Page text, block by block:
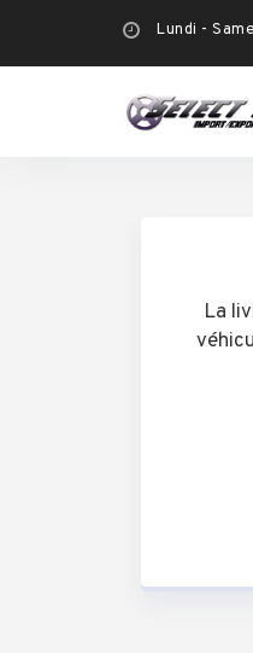
Lundi -
La